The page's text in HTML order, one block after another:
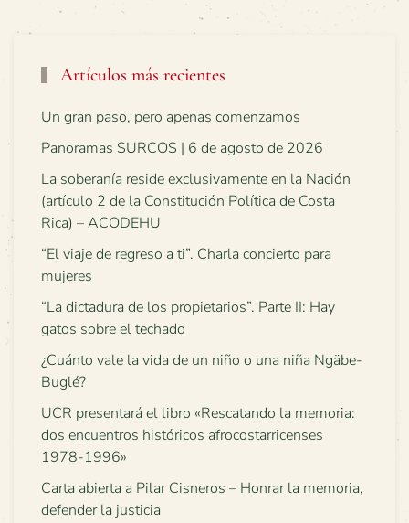
Artículos más recientes
Un gran paso, pero apenas comenzamos
Panoramas SURCOS | 6 de agosto de 2026
La soberanía reside exclusivamente en la Nación
(artículo 2 de la Constitución Política de Costa
Rica) – ACODEHU
“El viaje de regreso a ti”. Charla concierto para
mujeres
“La dictadura de los propietarios”. Parte II: Hay
gatos sobre el techado
¿Cuánto vale la vida de un niño o una niña Ngäbe-
Buglé?
UCR presentará el libro «Rescatando la memoria:
dos encuentros históricos afrocostarricenses
1978-1996»
Carta abierta a Pilar Cisneros – Honrar la memoria,
defender la justicia